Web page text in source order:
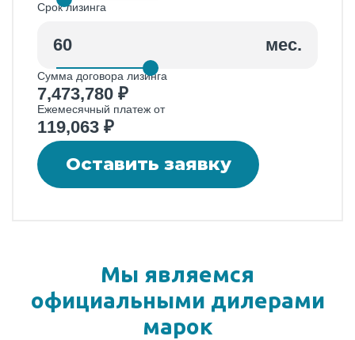
Срок лизинга
мес.
Сумма договора лизинга
7,473,780 ₽
Ежемесячный платеж от
119,063 ₽
Оставить заявку
Мы являемся
официальными дилерами
марок